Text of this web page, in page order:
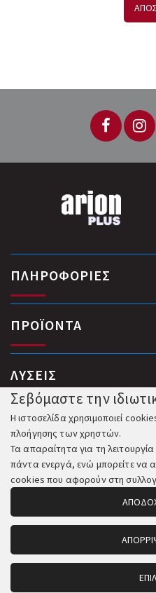
ΠΛΗΡΟΦΟΡΙΕΣ
ΠΡΟΪΟΝΤΑ
ΛΥΣΕΙΣ
© 2018-2026 All Rights
Σεβόμαστε την
Η ιστοσελίδα χρησιμοποιεί
πλοήγησης των χρηστών.
Τα απαραίτητα για τη
πάντα ενεργά, ενώ μπορείτε να
cookies που αφορούν στη